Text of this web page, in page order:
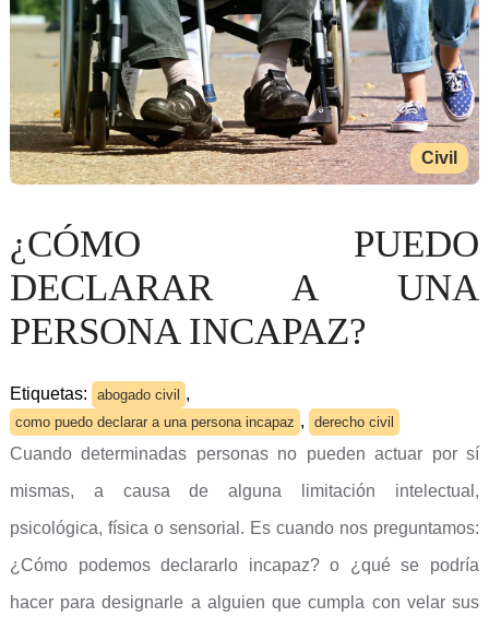
Civil
¿CÓMO PUEDO
DECLARAR A UNA
PERSONA INCAPAZ?
Etiquetas: abogado civil ,
como puedo declarar a una persona incapaz , derecho civil
Cuando determinadas personas no pueden actuar por sí
mismas, a causa de alguna limitación intelectual,
psicológica, física o sensorial. Es cuando nos preguntamos:
¿Cómo podemos declararlo incapaz? o ¿qué se podría
hacer para designarle a alguien que cumpla con velar sus